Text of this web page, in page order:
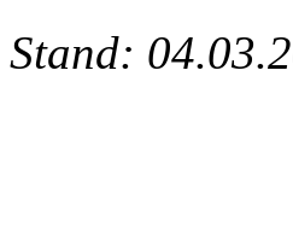
Stand: